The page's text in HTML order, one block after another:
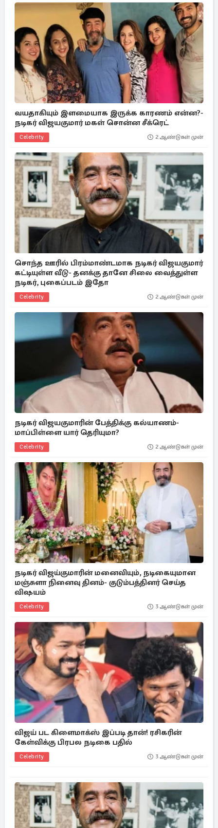
வயதாகியும் இளமையாக இருக்க காரணம் என்ன?-
நடிகர் விஜயகுமார் மகள் சொன்ன சீக்ரெட்
Celebrity 2 ஆண்டுகள் முன்
சொந்த ஊரில் பிரம்மாண்டமாக நடிகர் விஜயகுமார்
கட்டியுள்ள வீடு- தனக்கு தானே சிலை வைத்துள்ள
நடிகர், புகைப்படம் இதோ
Celebrity 2 ஆண்டுகள் முன்
நடிகர் விஜயகுமாரின் பேத்திக்கு கல்யாணம்-
மாப்பிள்ளை யார் தெரியுமா?
Celebrity 2 ஆண்டுகள் முன்
நடிகர் விஜய்குமாரின் மனைவியும், நடிகையுமான
மஞ்சுளா நினைவு தினம்- குடும்பத்தினர் செய்த
விஷயம்
Celebrity 3 ஆண்டுகள் முன்
விஜய் பட கிளைமாக்ஸ் இப்படி தான்! ரசிகரின்
கேள்விக்கு பிரபல நடிகை பதில்
Celebrity 3 ஆண்டுகள் முன்